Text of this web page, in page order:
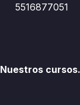
5516877051
Nuestros cursos.